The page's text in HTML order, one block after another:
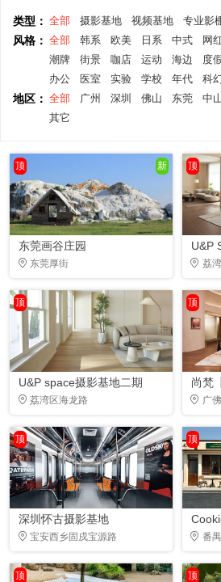
类型： 全部 摄影基地 视频基地 专业影
风格： 全部 韩系 欧美 日系 中式 网
潮牌
街景 咖店 运动 海边 度
办公
医室 实验 学校 年代 科
地区： 全部 广州 深圳 佛山 东莞 中
其它
新
顶
东莞画谷庄园
东莞厚街
顶
U&P
荔
顶
U&P space摄影基地二期
荔湾区海龙路
顶
尚梵
广
顶
深圳怀古摄影基地
宝安西乡固戍宝源路
顶
番
顶 顶